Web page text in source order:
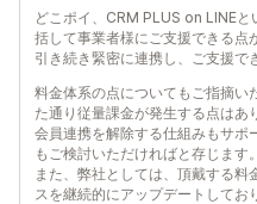
どこポイ、CRM PLUS on LINE
括して事業者様にご支援できる点
引き続き緊密に連携し、ご支援で
料金体系の点についてもご指摘い
た通り従量課金が発生する点は
会員連携を解除する仕組みもサポ
もご検討いただければと存じます。
また、弊社としては、頂戴する
スを継続的にアップデートしてお